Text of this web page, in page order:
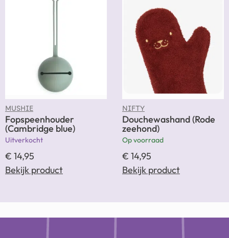
MUSHIE
Fopspeenhouder
(Cambridge blue)
Uitverkocht
€ 14,95
Bekijk product
NIFTY
Douchewashand (Rode
zeehond)
Op voorraad
€ 14,95
Bekijk product